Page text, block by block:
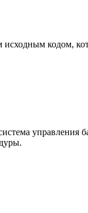
кодом,